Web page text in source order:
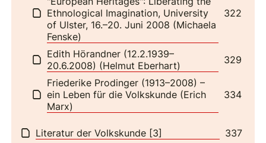
322
Ethnological Imagination, University
of Ulster, 16.–20. Juni 2008 (Michaela
Fenske)
329
Edith Hörandner (12.2.1939–
20.6.2008) (Helmut Eberhart)
334
Friederike Prodinger (1913–2008) –
ein Leben für die Volkskunde (Erich
Marx)
337
Literatur der Volkskunde [3]